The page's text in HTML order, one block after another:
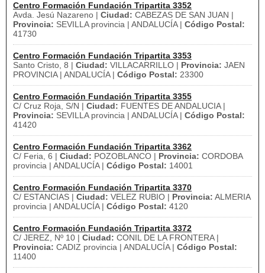
Centro Formación Fundación Tripartita 3352
Avda. Jesú Nazareno | Ciudad: CABEZAS DE SAN JUAN |
Provincia: SEVILLA provincia | ANDALUCÍA | Código Postal:
41730
Centro Formación Fundación Tripartita 3353
Santo Cristo, 8 | Ciudad: VILLACARRILLO | Provincia: JAEN
PROVINCIA | ANDALUCÍA | Código Postal: 23300
Centro Formación Fundación Tripartita 3355
C/ Cruz Roja, S/N | Ciudad: FUENTES DE ANDALUCIA |
Provincia: SEVILLA provincia | ANDALUCÍA | Código Postal:
41420
Centro Formación Fundación Tripartita 3362
C/ Feria, 6 | Ciudad: POZOBLANCO | Provincia: CORDOBA
provincia | ANDALUCÍA | Código Postal: 14001
Centro Formación Fundación Tripartita 3370
C/ ESTANCIAS | Ciudad: VELEZ RUBIO | Provincia: ALMERIA
provincia | ANDALUCÍA | Código Postal: 4120
Centro Formación Fundación Tripartita 3372
C/ JEREZ, Nº 10 | Ciudad: CONIL DE LA FRONTERA |
Provincia: CADIZ provincia | ANDALUCÍA | Código Postal:
11400